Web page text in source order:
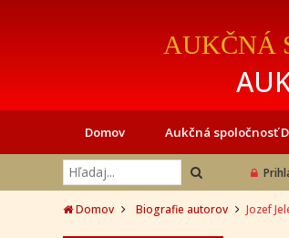
AUKČNÁ
Domov Aukčná spoločnosť
Domov Biografie autorov Jozef